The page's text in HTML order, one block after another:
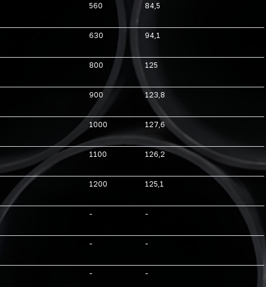
560 84,5
630 94,1
800 125
900 123,8
1000 127,6
1100 126,2
1200 125,1
- -
- -
- -